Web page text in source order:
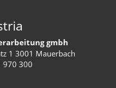
gmbh
1 3001 Mauerbach
970 300